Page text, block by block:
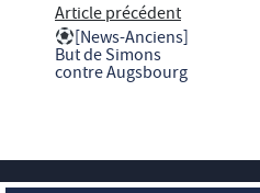
Article précédent
[News-Anciens]
But de Simons
contre Augsbourg